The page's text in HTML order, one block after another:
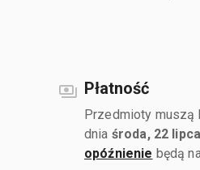
Płatność
Przedmioty muszą
dnia środa, 22
opóźnienie będą